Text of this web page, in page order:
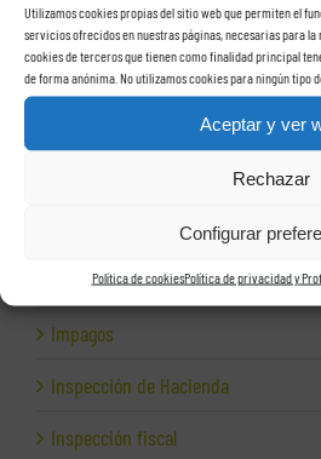
Utilizamos cookies propias del sitio web que permiten el
servicios ofrecidos en nuestras páginas, necesarias para
cookies de terceros que tienen como finalidad principal
de forma anónima. No utilizamos cookies para ningún tipo
Aceptar y ver
Rechazar
Configurar
Política de cookiesPolítica de privacidad y
Exportación
Facturas
Grupos de sociedades
Herramientas para empresas
Impagos
Inspección de Hacienda
Inspección fiscal